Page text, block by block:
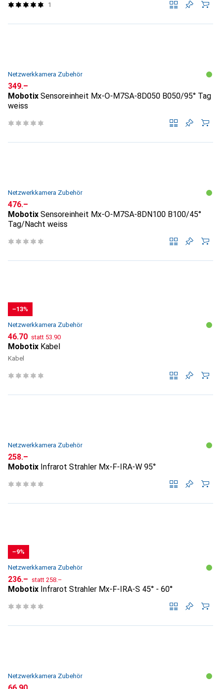
1
Netzwerkkamera Zubehör
CHF
349.–
Mobotix Sensoreinheit Mx-O-M7SA-8D050 B050/95° Tag
weiss
Netzwerkkamera Zubehör
CHF
476.–
Mobotix Sensoreinheit Mx-O-M7SA-8DN100 B100/45°
Tag/Nacht weiss
−13%
Netzwerkkamera Zubehör
CHF
46.70 statt CHF
53.90
Mobotix Kabel
Kabel
Netzwerkkamera Zubehör
CHF
258.–
Mobotix Infrarot Strahler Mx-F-IRA-W 95°
−9%
Netzwerkkamera Zubehör
CHF
236.– statt CHF
258.–
Mobotix Infrarot Strahler Mx-F-IRA-S 45° - 60°
Netzwerkkamera Zubehör